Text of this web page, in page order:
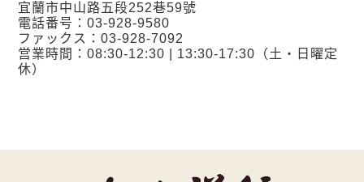
宜蘭市中山路五段252巷59號
電話番号：03-928-9580
ファックス：03-928-7092
営業時間：08:30-12:30 | 13:30-17:30（土・日曜定
休）